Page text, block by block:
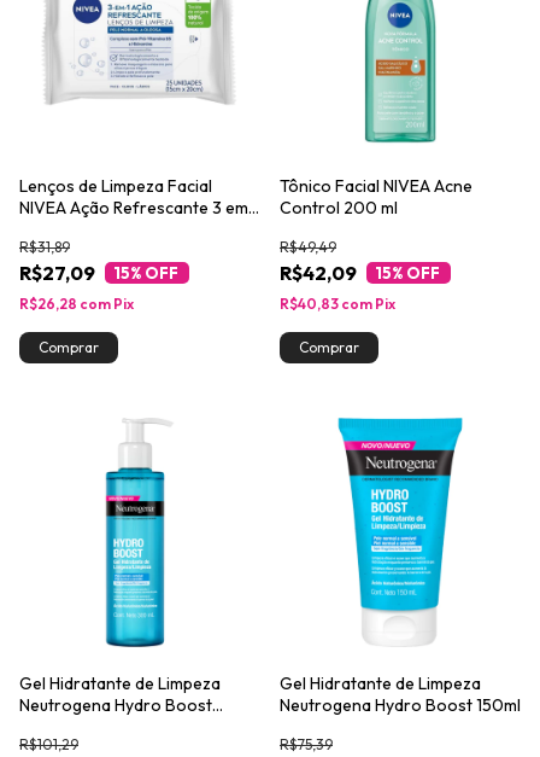
Lenços de Limpeza Facial
NIVEA Ação Refrescante 3 em 1
R$27,09
R$31,89
15% OFF
R$26,28 com Pix
Tônico Facial NIVEA Acne
Control 200 ml
R$42,09
R$49,49
15% OFF
R$40,83 com Pix
Gel Hidratante de Limpeza
Neutrogena Hydro Boost
R$101,29
Gel Hidratante de Limpeza
Neutrogena Hydro Boost 150ml
R$75,39